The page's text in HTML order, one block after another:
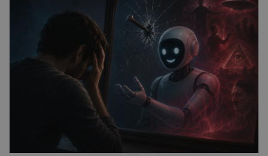
se jí 900 dospělých Němců, kteří uvedli, že se v
posledním roce alespoň jednou zapojili do hraní
her, sledování pornografie, sledování sociálních
sítí […]